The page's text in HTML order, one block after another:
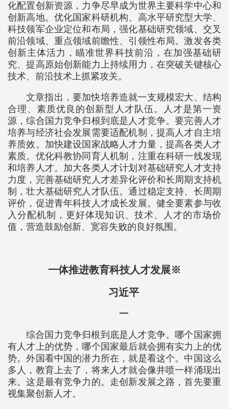
化配置创新资源，力争尽早成为世界主要科学中心和
创新高地。优化国家科研机构、高水平研究型大学、
科技领军企业定位和布局，强化基础研究领域、交叉
前沿领域、重点领域前瞻性、引领性布局。激发各类
创新主体活力，瞄准世界科技前沿，在加强基础研
究、提高原始创新能力上持续用力，在突破关键核心
技术、前沿技术上抓紧攻关。
文章指出，要加快培养造就一支规模宏大、结构
合理、素质优良的创新型人才队伍。人才是第一资
源，综合国力竞争归根到底是人才竞争。要完善人才
培养与经济社会发展需要适配机制，提高人才自主培
养质效。加快建设国家战略人才力量，提高各类人才
素质。优化科教协同育人机制，注重在科研一线发现
和培养人才。加大各类人才计划对基础研究人才支持
力度，完善基础研究人才差异化评价和长周期支持机
制，壮大基础研究人才队伍。通过稳定支持、长周期
评价，促进青年科技人才成长发展。健全要素参与收
入分配机制，更好体现知识、技术、人才的市场价
值，营造鼓励创新、宽容失败的良好氛围。
一体推进教育科技人才发展※
习近平
一
综合国力竞争归根到底是人才竞争。哪个国家拥
有人才上的优势，哪个国家最后就会拥有实力上的优
势。外国看中国的潜力所在，就是看这个。中国这么
多人，教育上去了，将来人才就会像井喷一样涌现出
来。这是最有竞争力的。走创新发展之路，首先要重
视集聚创新人才。